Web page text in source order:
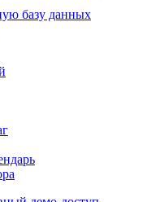
базу данных